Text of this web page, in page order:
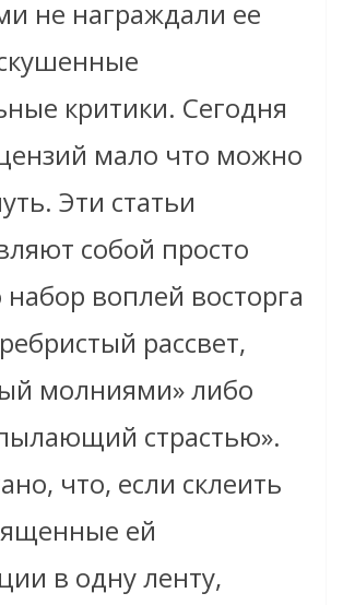
не награждали ее
критики. Сегодня
мало что можно
Эти статьи
собой просто
набор воплей восторга
рассвет,
молниями» либо
страстью».
что, если склеить
ей
в одну ленту,